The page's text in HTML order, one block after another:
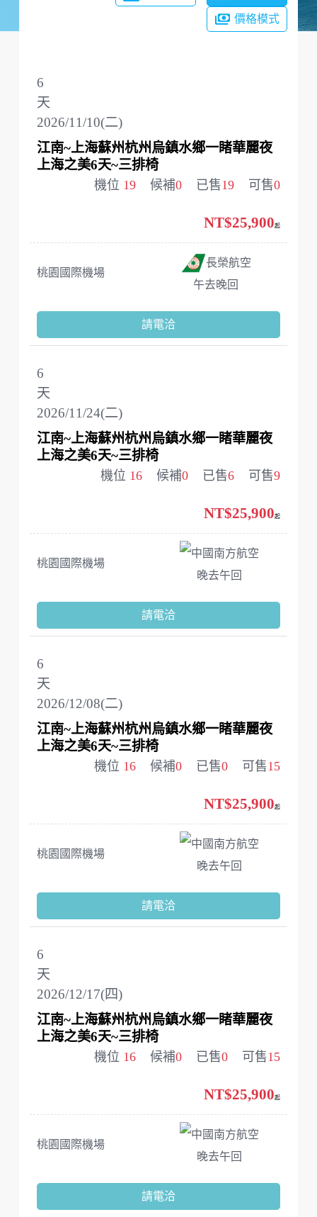
價格模式
2026/11/10(二)
6
天
江南~上海蘇州杭州烏鎮水鄉一睹華麗夜
上海之美6天~三排椅
機位 19 候補0 已售19 可售0
桃園國際機場
長榮航空
午去晚回
NT$25,900起
請電洽
2026/11/24(二)
6
天
江南~上海蘇州杭州烏鎮水鄉一睹華麗夜
上海之美6天~三排椅
機位 16 候補0 已售6 可售9
桃園國際機場
中國南方航空
晚去午回
NT$25,900起
請電洽
2026/12/08(二)
6
天
江南~上海蘇州杭州烏鎮水鄉一睹華麗夜
上海之美6天~三排椅
機位 16 候補0 已售0 可售15
桃園國際機場
中國南方航空
晚去午回
NT$25,900起
請電洽
2026/12/17(四)
6
天
江南~上海蘇州杭州烏鎮水鄉一睹華麗夜
上海之美6天~三排椅
機位 16 候補0 已售0 可售15
桃園國際機場
中國南方航空
晚去午回
NT$25,900起
請電洽